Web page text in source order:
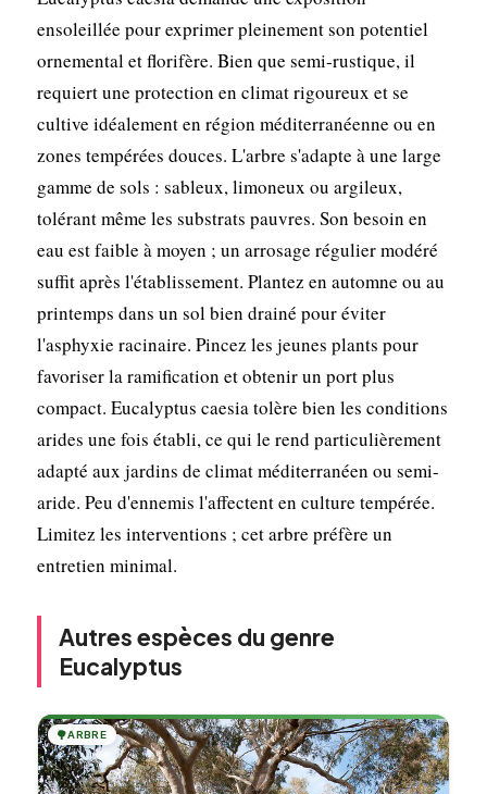
ensoleillée pour exprimer pleinement son potentiel
ornemental et florifère. Bien que semi-rustique, il
requiert une protection en climat rigoureux et se
cultive idéalement en région méditerranéenne ou en
zones tempérées douces. L'arbre s'adapte à une large
gamme de sols : sableux, limoneux ou argileux,
tolérant même les substrats pauvres. Son besoin en
eau est faible à moyen ; un arrosage régulier modéré
suffit après l'établissement. Plantez en automne ou au
printemps dans un sol bien drainé pour éviter
l'asphyxie racinaire. Pincez les jeunes plants pour
favoriser la ramification et obtenir un port plus
compact. Eucalyptus caesia tolère bien les conditions
arides une fois établi, ce qui le rend particulièrement
adapté aux jardins de climat méditerranéen ou semi-
aride. Peu d'ennemis l'affectent en culture tempérée.
Limitez les interventions ; cet arbre préfère un
entretien minimal.
Autres espèces du genre
Eucalyptus
🌳ARBRE